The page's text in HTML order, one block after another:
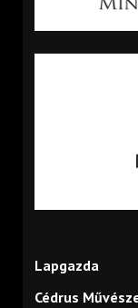
Lapgazda
Cédrus